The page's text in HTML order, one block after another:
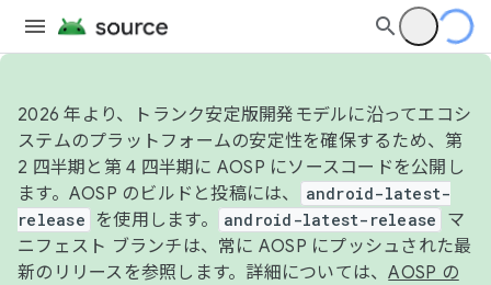
2026 年より、トランク安定版開発モデルに沿ってエコシ
ステムのプラットフォームの安定性を確保するため、第
2 四半期と第 4 四半期に AOSP にソースコードを公開し
ます。AOSP のビルドと投稿には、
android-latest-
release
を使用します。 android-latest-release
マ
ニフェスト ブランチは、常に AOSP にプッシュされた最
新のリリースを参照します。詳細については、AOSP の